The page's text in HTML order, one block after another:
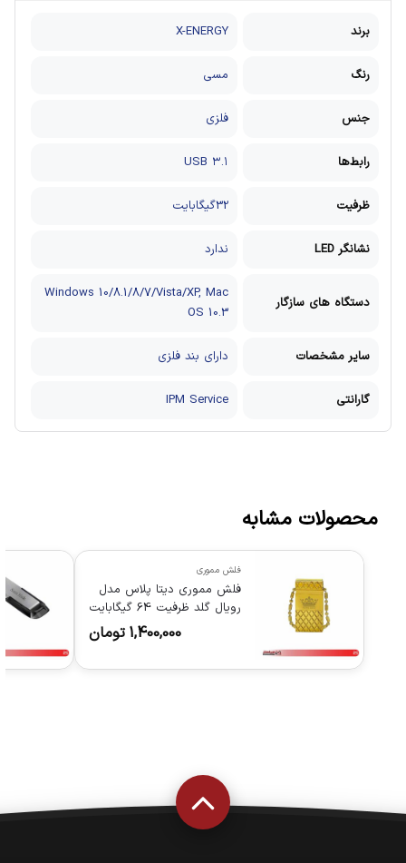
برند X-ENERGY
رنگ مسی
جنس فلزی
رابط‌ها USB ۳.۱
ظرفیت 32گیگابایت
نشانگر LED ندارد
دستگاه های سازگار
Windows 10/8.1/8/7/Vista/XP, Mac
OS 10.3
سایر مشخصات دارای بند فلزی
گارانتی IPM Service
محصولات مشابه
فلش مموری
فلش مموری دیتا پلاس مدل
رویال گلد ظرفیت 64 گیگابایت
1,400,000 تومان